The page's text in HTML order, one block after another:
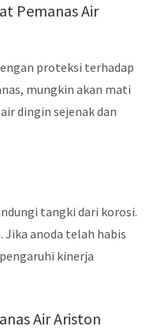
Pemanas Air
proteksi terhadap
mungkin akan mati
dingin sejenak dan
tangki dari korosi.
Jika anoda telah habis
kinerja
Air Ariston